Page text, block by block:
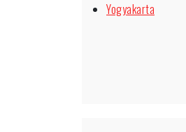
Yogyakarta